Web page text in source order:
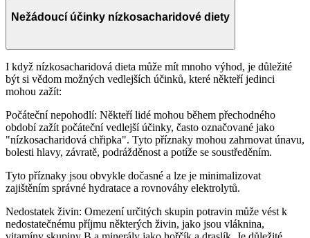
Nežádoucí účinky nízkosacharidové diety
I když nízkosacharidová dieta může mít mnoho výhod, je důležité
být si vědom možných vedlejších účinků, které někteří jedinci
mohou zažít:
Počáteční nepohodlí: Někteří lidé mohou během přechodného
období zažít počáteční vedlejší účinky, často označované jako
"nízkosacharidová chřipka". Tyto příznaky mohou zahrnovat únavu,
bolesti hlavy, závratě, podrážděnost a potíže se soustředěním.
Tyto příznaky jsou obvykle dočasné a lze je minimalizovat
zajištěním správné hydratace a rovnováhy elektrolytů.
Nedostatek živin: Omezení určitých skupin potravin může vést k
nedostatečnému příjmu některých živin, jako jsou vláknina,